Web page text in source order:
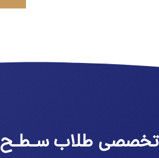
طلاب سـطـح